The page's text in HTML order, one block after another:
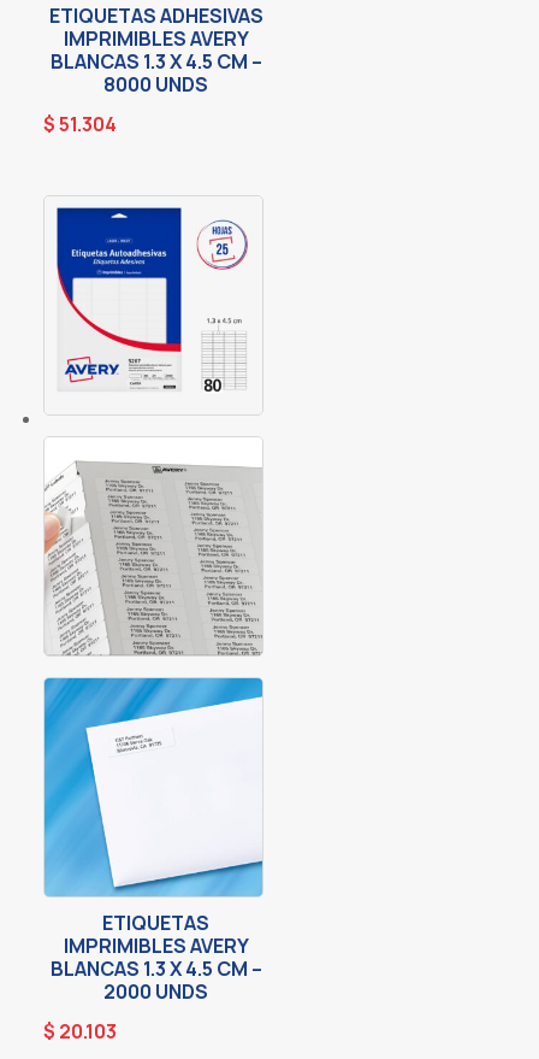
ETIQUETAS ADHESIVAS
IMPRIMIBLES AVERY
BLANCAS 1.3 X 4.5 CM –
8000 UNDS
$51.304
ETIQUETAS
IMPRIMIBLES AVERY
BLANCAS 1.3 X 4.5 CM –
2000 UNDS
$ 20.103